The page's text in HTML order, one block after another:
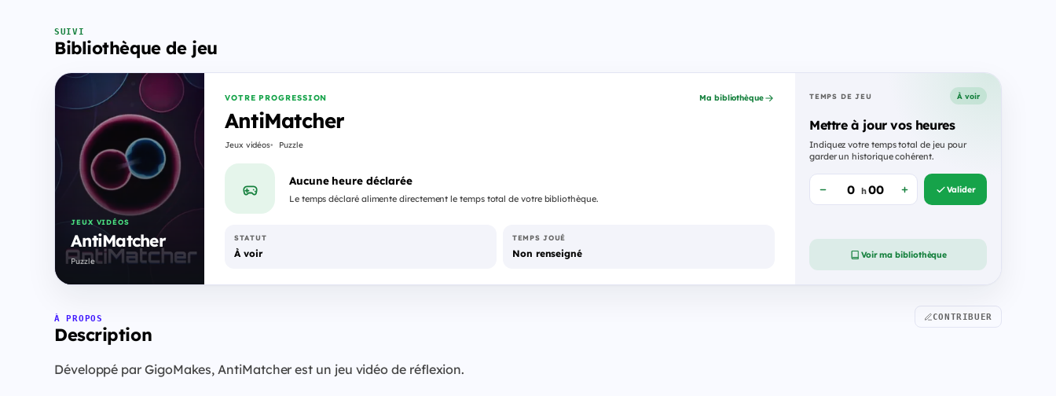
SUIVI
Bibliothèque de jeu
JEUX VIDÉOS
AntiMatcher
Puzzle
VOTRE PROGRESSION
AntiMatcher
Jeux vidéos Puzzle
Ma bibliothèque
Aucune heure déclarée
Le temps déclaré alimente directement le temps total de votre bibliothèque.
STATUT
À voir
TEMPS JOUÉ
Non renseigné
TEMPS DE JEU À voir
Mettre à jour vos heures
Indiquez votre temps total de jeu pour
garder un historique cohérent.
h Valider
Voir ma bibliothèque
À PROPOS
Description
CONTRIBUER
Développé par GigoMakes, AntiMatcher est un jeu vidéo de réflexion.